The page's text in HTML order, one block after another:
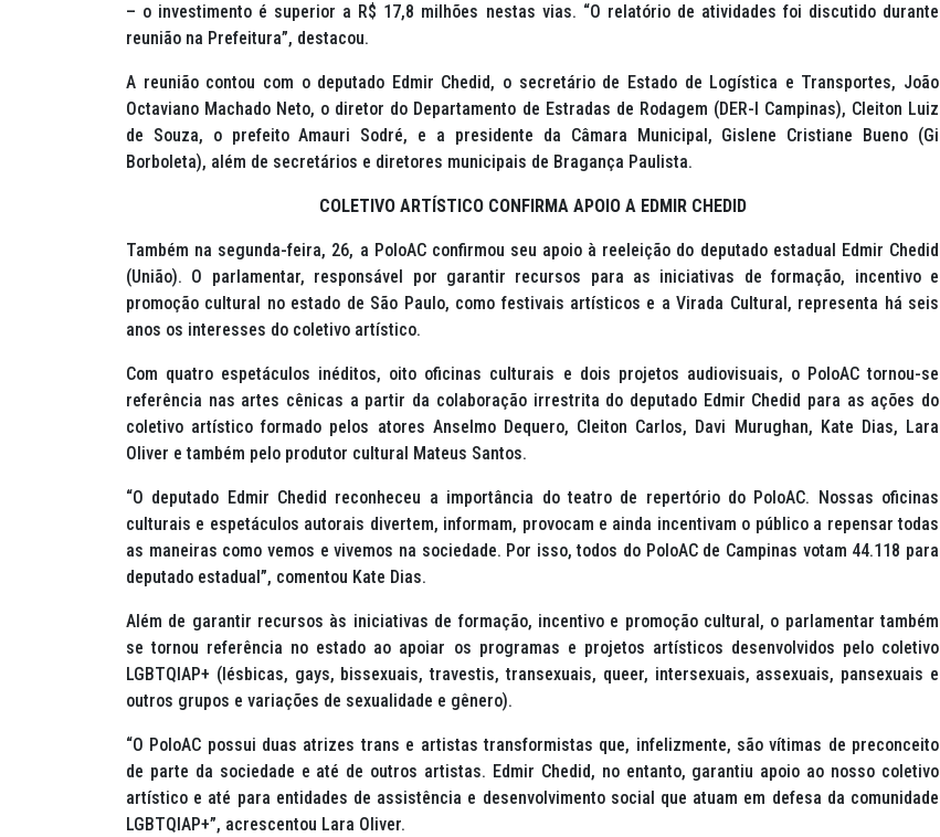
– o investimento é superior a R$ 17,8 milhões nestas vias. “O relatório de atividades foi discutido durante
reunião na Prefeitura”, destacou.
A reunião contou com o deputado Edmir Chedid, o secretário de Estado de Logística e Transportes, João
Octaviano Machado Neto, o diretor do Departamento de Estradas de Rodagem (DER-I Campinas), Cleiton Luiz
de Souza, o prefeito Amauri Sodré, e a presidente da Câmara Municipal, Gislene Cristiane Bueno (Gi
Borboleta), além de secretários e diretores municipais de Bragança Paulista.
COLETIVO ARTÍSTICO CONFIRMA APOIO A EDMIR CHEDID
Também na segunda-feira, 26, a PoloAC confirmou seu apoio à reeleição do deputado estadual Edmir Chedid
(União). O parlamentar, responsável por garantir recursos para as iniciativas de formação, incentivo e
promoção cultural no estado de São Paulo, como festivais artísticos e a Virada Cultural, representa há seis
anos os interesses do coletivo artístico.
Com quatro espetáculos inéditos, oito oficinas culturais e dois projetos audiovisuais, o PoloAC tornou-se
referência nas artes cênicas a partir da colaboração irrestrita do deputado Edmir Chedid para as ações do
coletivo artístico formado pelos atores Anselmo Dequero, Cleiton Carlos, Davi Murughan, Kate Dias, Lara
Oliver e também pelo produtor cultural Mateus Santos.
“O deputado Edmir Chedid reconheceu a importância do teatro de repertório do PoloAC. Nossas oficinas
culturais e espetáculos autorais divertem, informam, provocam e ainda incentivam o público a repensar todas
as maneiras como vemos e vivemos na sociedade. Por isso, todos do PoloAC de Campinas votam 44.118 para
deputado estadual”, comentou Kate Dias.
Além de garantir recursos às iniciativas de formação, incentivo e promoção cultural, o parlamentar também
se tornou referência no estado ao apoiar os programas e projetos artísticos desenvolvidos pelo coletivo
LGBTQIAP+ (lésbicas, gays, bissexuais, travestis, transexuais, queer, intersexuais, assexuais, pansexuais e
outros grupos e variações de sexualidade e gênero).
“O PoloAC possui duas atrizes trans e artistas transformistas que, infelizmente, são vítimas de preconceito
de parte da sociedade e até de outros artistas. Edmir Chedid, no entanto, garantiu apoio ao nosso coletivo
artístico e até para entidades de assistência e desenvolvimento social que atuam em defesa da comunidade
LGBTQIAP+”, acrescentou Lara Oliver.